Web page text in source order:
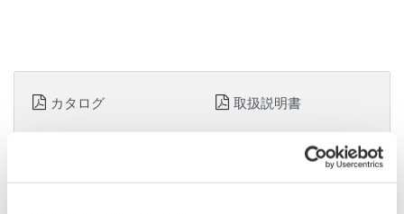
カタログ
取扱説明書